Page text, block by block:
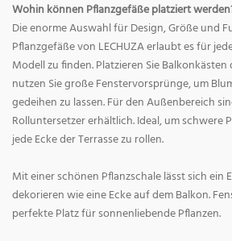
Wohin können Pflanzgefäße platziert
Die enorme Auswahl für Design, Größe und
Pflanzgefäße von LECHUZA erlaubt es für
Modell zu finden. Platzieren Sie
nutzen Sie große Fenstervorsprünge, um
gedeihen zu lassen. Für den Außenbereich
Rolluntersetzer erhältlich. Ideal, um schwere
jede Ecke der Terrasse zu rollen.
Mit einer schönen Pflanzschale lässt sich ein
dekorieren wie eine Ecke auf dem Balkon.
perfekte Platz für sonnenliebende Pflanzen.